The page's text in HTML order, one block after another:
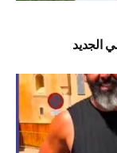
الجديد